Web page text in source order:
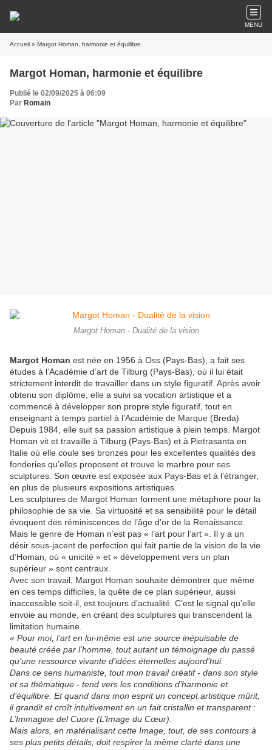
MENU
Accueil » Margot Homan, harmonie et équilibre
Margot Homan, harmonie et équilibre
Publié le 02/09/2025 à 06:09
Par Romain
Margot Homan - Dualité de la vision
Margot Homan est née en 1956 à Oss (Pays-Bas), a fait ses
études à l’Académie d’art de Tilburg (Pays-Bas), où il lui était
strictement interdit de travailler dans un style figuratif. Après avoir
obtenu son diplôme, elle a suivi sa vocation artistique et a
commencé à développer son propre style figuratif, tout en
enseignant à temps partiel à l’Académie de Marque (Breda)
Depuis 1984, elle suit sa passion artistique à plein temps. Margot
Homan vit et travaille à Tilburg (Pays-Bas) et à Pietrasanta en
Italie où elle coule ses bronzes pour les excellentes qualités des
fonderies qu’elles proposent et trouve le marbre pour ses
sculptures. Son œuvre est exposée aux Pays-Bas et à l’étranger,
en plus de plusieurs expositions artistiques.
Les sculptures de Margot Homan forment une métaphore pour la
philosophie de sa vie. Sa virtuosité et sa sensibilité pour le détail
évoquent des réminiscences de l’âge d’or de la Renaissance.
Mais le genre de Homan n’est pas « l’art pour l’art ». Il y a un
désir sous-jacent de perfection qui fait partie de la vision de la vie
d’Homan, où « unicité » et « développement vers un plan
supérieur » sont centraux.
Avec son travail, Margot Homan souhaite démontrer que même
en ces temps difficiles, la quête de ce plan supérieur, aussi
inaccessible soit-il, est toujours d’actualité. C’est le signal qu’elle
envoie au monde, en créant des sculptures qui transcendent la
limitation humaine.
« Pour moi, l’art en lui-même est une source inépuisable de
beauté créée par l’homme, tout autant un témoignage du passé
qu’une ressource vivante d’idées éternelles aujourd’hui.
Dans ce sens humaniste, tout mon travail créatif - dans son style
et sa thématique - tend vers les conditions d’harmonie et
d’équilibre. Et quand dans mon esprit un concept artistique mûrit,
il grandit et croît intuitivement en un fait cristallin et transparent :
L’Immagine del Cuore (L’Image du Cœur).
Mais alors, en matérialisant cette Image, tout, de ses contours à
ses plus petits détails, doit respirer la même clarté dans une